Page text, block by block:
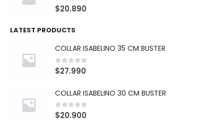
0out of 5
$20.890
LATEST PRODUCTS
COLLAR ISABELINO 35 CM BUSTER
0out of 5
$27.990
COLLAR ISABELINO 30 CM BUSTER
0out of 5
$20.900